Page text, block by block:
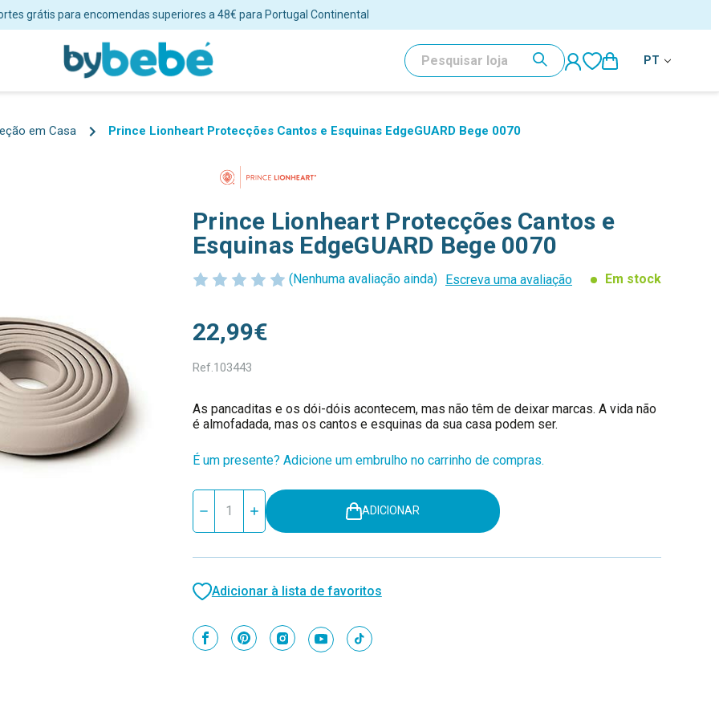
grátis para encomendas superiores a 48€ para Portugal Continental
PESQUISAR
PT
em Casa Prince Lionheart Protecções Cantos e Esquinas EdgeGUARD Bege 0070
Prince Lionheart Protecções Cantos e
Esquinas EdgeGUARD Bege 0070
(Nenhuma avaliação ainda) Escreva uma avaliação Em stock
22,99€
Ref.103443
As pancaditas e os dói-dóis acontecem, mas não têm de deixar marcas. A vida não
é almofadada, mas os cantos e esquinas da sua casa podem ser.
É um presente? Adicione um embrulho no carrinho de compras.
Stock
Reduzir
de
Lionheart
Cantos
e
EdgeGUARD
Bege
0070
Aumentar
quantidade
de
Lionheart
Cantos
e
EdgeGUARD
Bege
0070
ADICIONAR
Adicionar à lista de favoritos